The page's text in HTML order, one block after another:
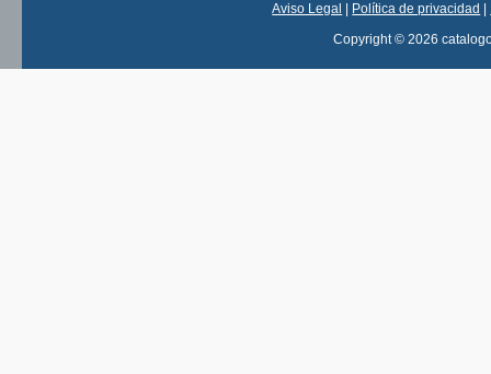
Aviso Legal Política de privacidad
Copyright © 2026